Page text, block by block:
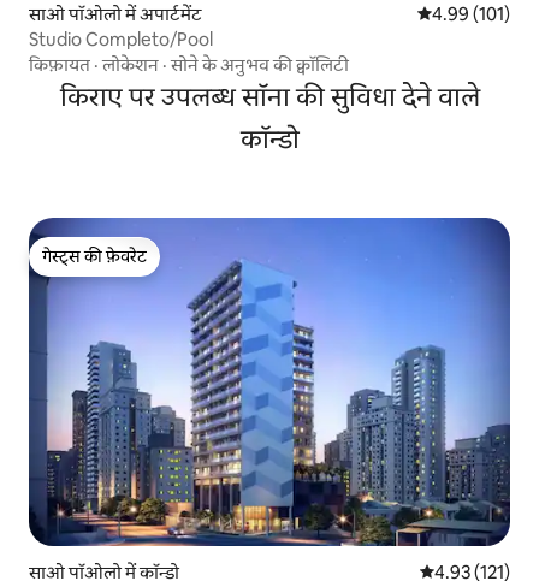
साओ पॉओलो में अपार्टमेंट औसत रेटिंग 5 में से
4.99 (101)
Studio Completo/Pool
किफ़ायत ·लोकेशन ·सोने के अनुभव की क्वॉलिटी
किराए पर उपलब्ध सॉना की सुविधा देने वाले
कॉन्डो
गेस्ट्स की फ़ेवरेट
गेस्ट्स की फ़ेवरेट
साओ पॉओलो में कॉन्डो औसत रेटिंग 5 में से
4.93 (121)